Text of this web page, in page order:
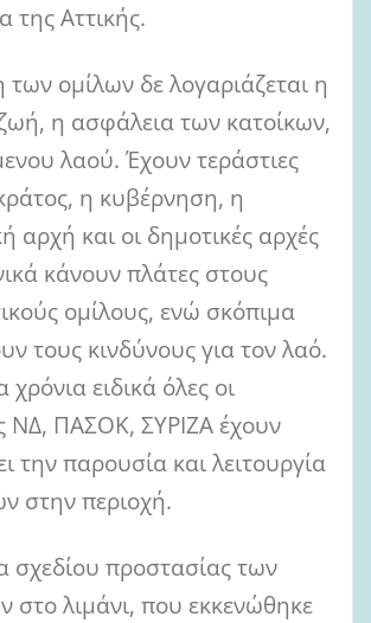
της Αττικής.
των ομίλων δε λογαριάζεται η
η ασφάλεια των κατοίκων,
λαού. Έχουν τεράστιες
η κυβέρνηση, η
αρχή και οι δημοτικές αρχές
κάνουν πλάτες στους
ομίλους, ενώ σκόπιμα
τους κινδύνους για τον λαό.
χρόνια ειδικά όλες οι
ΝΔ, ΠΑΣΟΚ, ΣΥΡΙΖΑ έχουν
την παρουσία και λειτουργία
στην περιοχή.
σχεδίου προστασίας των
στο λιμάνι, που εκκενώθηκε